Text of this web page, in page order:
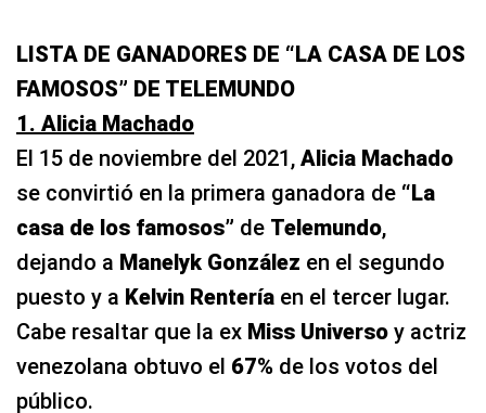
LISTA DE GANADORES DE “LA CASA DE LOS
FAMOSOS” DE TELEMUNDO
1. Alicia Machado
El 15 de noviembre del 2021, Alicia Machado
se convirtió en la primera ganadora de “La
casa de los famosos” de Telemundo,
dejando a Manelyk González en el segundo
puesto y a Kelvin Rentería en el tercer lugar.
Cabe resaltar que la ex Miss Universo y actriz
venezolana obtuvo el 67% de los votos del
público.